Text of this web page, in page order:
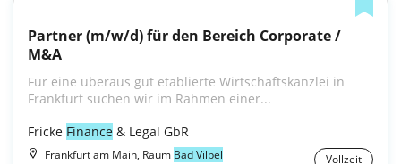
Partner (m/w/d) für den Bereich Corporate /
M&A
Für eine überaus gut etablierte Wirtschaftskanzlei in
Frankfurt suchen wir im Rahmen einer...
Fricke Finance & Legal GbR
Frankfurt am Main, Raum Bad Vilbel Vollzeit